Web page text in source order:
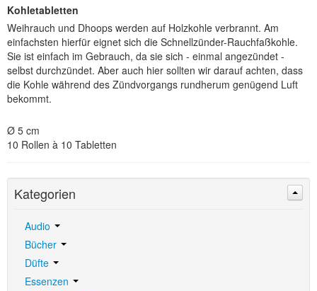
Yoga-Bekleidung
Yogamatten
Kohletabletten
Weihrauch und Dhoops werden auf Holzkohle verbrannt. Am
einfachsten hierfür eignet sich die Schnellzünder-Rauchfaßkohle.
Sie ist einfach im Gebrauch, da sie sich - einmal angezündet -
selbst durchzündet. Aber auch hier sollten wir darauf achten, dass
die Kohle während des Zündvorgangs rundherum genügend Luft
bekommt.
Ø 5 cm
10 Rollen à 10 Tabletten
Kategorien
Audio
Bücher
Düfte
Essenzen